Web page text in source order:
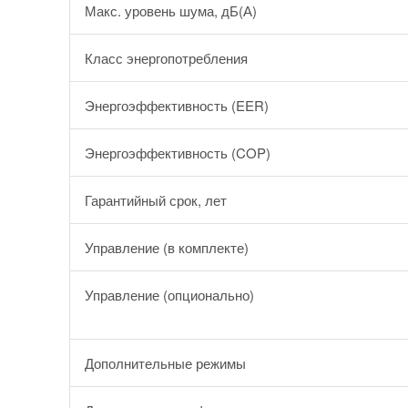
Макс. уровень шума, дБ(А)
Класс энергопотребления
Энергоэффективность (EER)
Энергоэффективность (COP)
Гарантийный срок, лет
Управление (в комплекте)
Управление (опционально)
Дополнительные режимы